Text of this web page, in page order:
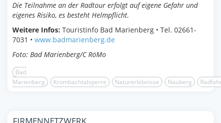
Die Teilnahme an der Radtour erfolgt auf eigene Gefahr und
eigenes Risiko, es besteht Helmpflicht.
Weitere Infos: Touristinfo Bad Marienberg • Tel. 02661-
7031 • www.badmarienberg.de
Foto: Bad Marienberg/C RöMo
Bad
Marienberg
Krombachtalsperre Naturerlebnisse Nauberg